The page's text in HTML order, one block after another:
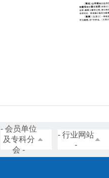
- 会员单位
及专科分
会 -
- 行业网站
-